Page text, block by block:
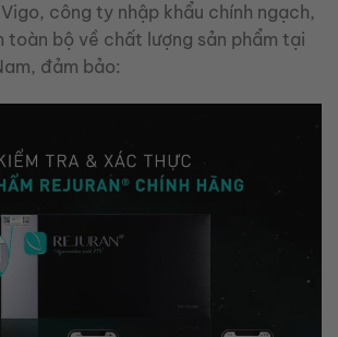
công ty nhập khẩu chính ngạch,
toàn bộ về chất lượng sản phẩm tại
đảm bảo: